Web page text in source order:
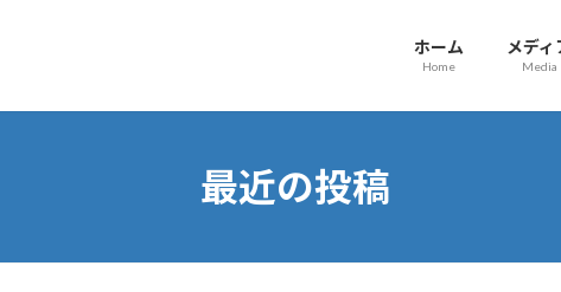
ホーム
Home
メディ
Media
最近の投稿